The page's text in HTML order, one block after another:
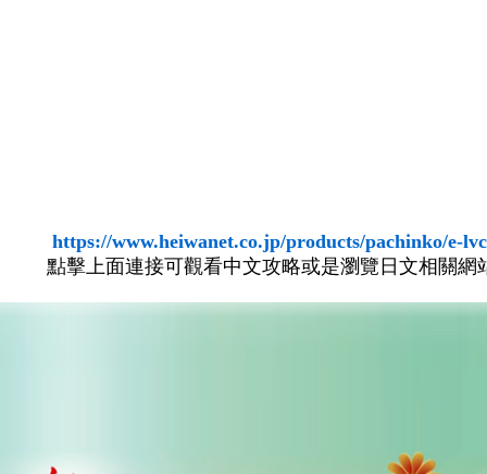
https://www.heiwanet.co.jp/products/pachinko/e-
點擊上面連接可觀看中文攻略或是瀏覽日文相關網